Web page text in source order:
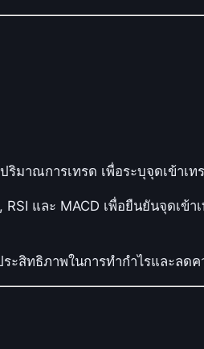
มาณการเทรด เพื่อระบุจุดเข้าเ
และ MACD เพื่อยืนยันจุดเข้
ะสิทธิภาพในการทำกำไรและลดค